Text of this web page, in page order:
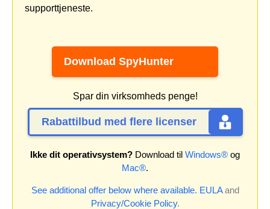
supporttjeneste.
Download SpyHunter
Spar din virksomheds penge!
Rabattilbud med flere licenser
Ikke dit operativsystem? Download til Windows® og
Mac®.
See additional offer below where available. EULAand
Privacy/Cookie Policy.